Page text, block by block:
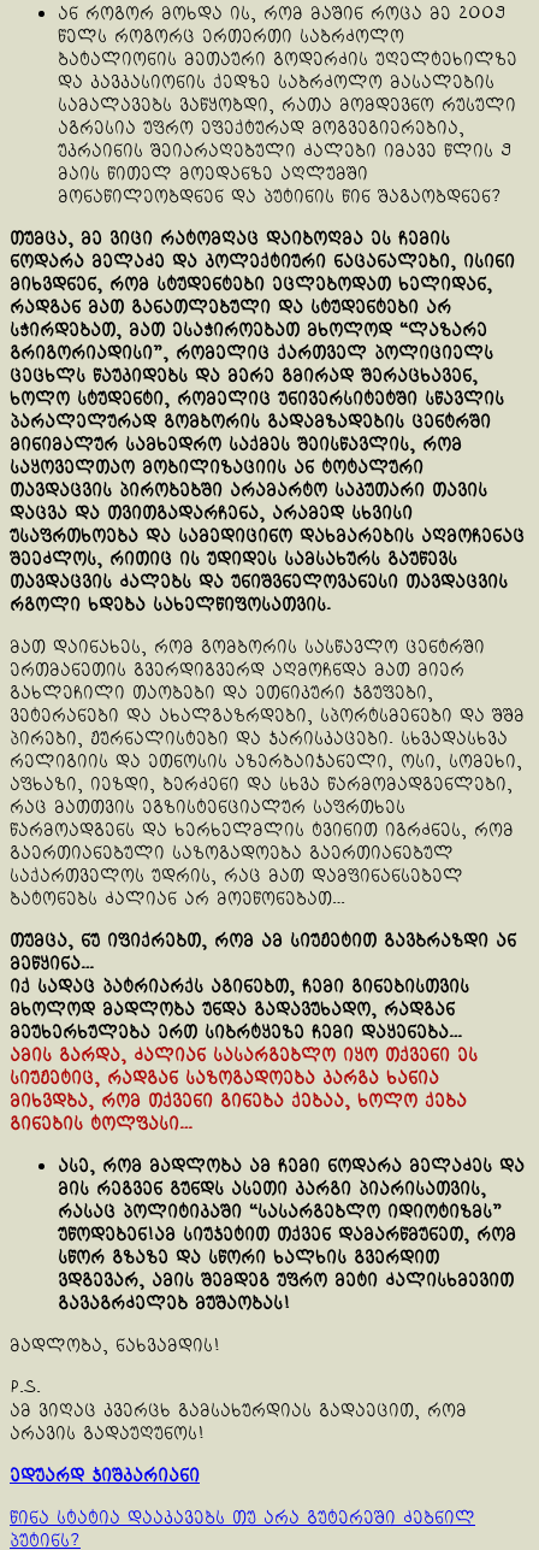
ან როგორ მოხდა ის, რომ მაშინ როცა მე 2009
წელს როგორც ერთერთი საბრძოლო
ბატალიონის მეთაური გოდერძის უღელტეხილზე
და კავკასიონის ქედზე საბრძოლო მასალების
სამალავებს ვაწყობდი, რათა მომდევნო რუსული
აგრესია უფრო ეფექტურად მოგვეგიერებია,
უკრაინის შეიარაღებული ძალები იმავე წლის 9
მაის წითელ მოედანზე აღლუმში
მონაწილეობდნენ და პუტინის წინ შაგაობდნენ?
თუმცა, მე ვიცი რატომღაც დაიბოღმა ეს ჩემის
ნოდარა მელაძე და კოლექტიური ნაცანალები, ისინი
მიხვდნენ, რომ სტუდენტები ეცლებოდათ ხელიდან,
რადგან მათ განათლებული და სტუდენტები არ
სჭირდებათ, მათ ესაჭიროებათ მხოლოდ “ლაზარე
გრიგორიადისი”, რომელიც ქართველ პოლიციელს
ცეცხლს წაუკიდებს და მერე გმირად შერაცხავენ,
ხოლო სტუდენტი, რომელიც უნივერსიტეტში სწავლის
პარალელურად გომბორის გადამზადების ცენტრში
მინიმალურ სამხედრო საქმეს შეისწავლის, რომ
საყოველთაო მობილიზაციის ან ტოტალური
თავდაცვის პირობებში არამარტო საკუთარი თავის
დაცვა და თვითგადარჩენა, არამედ სხვისი
უსაფრთხოება და სამედიცინო დახმარების აღმოჩენაც
შეეძლოს, რითიც ის უდიდეს სამსახურს გაუწევს
თავდაცვის ძალებს და უნიშვნელოვანესი თავდაცვის
რგოლი ხდება სახელწიფოსათვის.
მათ დაინახეს, რომ გომბორის სასწავლო ცენტრში
ერთმანეთის გვერდიგვერდ აღმოჩნდა მათ მიერ
გახლეჩილი თაობები და ეთნიკური ჯგუფები,
ვეტერანები და ახალგაზრდები, სპორტსმენები და შშმ
პირები, ჟურნალისტები და ჯარისკაცები. სხვადასხვა
რელიგიის და ეთნოსის აზერბაიჯანელი, ოსი, სომეხი,
აფხაზი, იეზდი, ბერძენი და სხვა წარმომადგენლები,
რაც მათთვის ეგზისტენციალურ საფრთხეს
წარმოადგენს და ხერხელმლის ტვინით იგრძნეს, რომ
გაერთიანებული საზოგადოება გაერთიანებულ
საქართველოს უდრის, რაც მათ დამფინანსებელ
ბატონებს ძალიან არ მოეწონებათ…
თუმცა, ნუ იფიქრებთ, რომ ამ სიუჟეტით გავბრაზდი ან
მეწყინა…
იქ სადაც პატრიარქს აგინებთ, ჩემი გინებისთვის
მხოლოდ მადლობა უნდა გადავუხადო, რადგან
მეუხერხულება ერთ სიბრტყეზე ჩემი დაყენება…
ამის გარდა, ძალიან სასარგებლო იყო თქვენი ეს
სიუჟეტიც, რადგან საზოგადოება კარგა ხანია
მიხვდბა, რომ თქვენი გინება ქებაა, ხოლო ქება
გინების ტოლფასი…
ასე, რომ მადლობა ამ ჩემი ნოდარა მელაძეს და
მის რეგვენ გუნდს ასეთი კარგი პიარისათვის,
რასაც პოლიტიკაში “სასარგებლო იდიოტიზმს”
უწოდებენ!ამ სიუჯეტით თქვენ დამარწმუნეთ, რომ
სწორ გზაზე და სწორი ხალხის გვერდით
ვდგევარ, ამის შემდეგ უფრო მეტი ძალისხმევით
გავაგრძელებ მუშაობას!
მადლობა, ნახვამდის!
P.S.
ამ ვიღაც კვერცხ გამსახურდიას გადაეცით, რომ
არავის გადაუღუნოს!
ედუარდ ჯიშკარიანი
Continue
წინა სტატია დააკავებს თუ არა გუტერეში ძებნილ
პუტინს?